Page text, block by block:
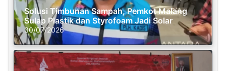
Solusi Timbunan Sampah, Pemkot Malang
Sulap Plastik dan Styrofoam Jadi Solar
30/07/2026